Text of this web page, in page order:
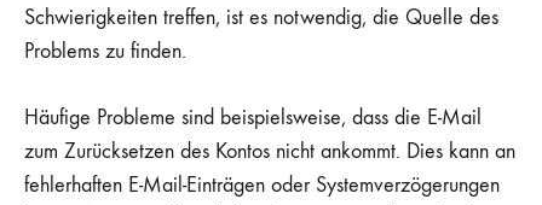
Schwierigkeiten treffen, ist es notwendig, die Quelle des
Problems zu finden.
Häufige Probleme sind beispielsweise, dass die E-Mail
zum Zurücksetzen des Kontos nicht ankommt. Dies kann an
fehlerhaften E-Mail-Einträgen oder Systemverzögerungen